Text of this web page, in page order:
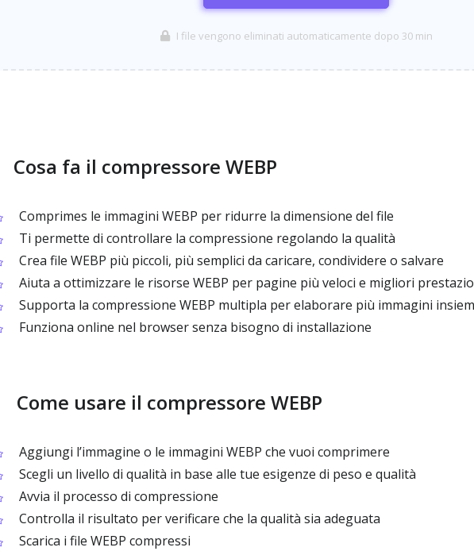
I file vengono eliminati automaticamente dopo 30 min
Cosa fa il compressore WEBP
Comprimes le immagini WEBP per ridurre la dimensione del file
Ti permette di controllare la compressione regolando la qualità
Crea file WEBP più piccoli, più semplici da caricare, condividere o salvare
Aiuta a ottimizzare le risorse WEBP per pagine più veloci e migliori
Supporta la compressione WEBP multipla per elaborare più immagini
Funziona online nel browser senza bisogno di installazione
Come usare il compressore WEBP
Aggiungi l’immagine o le immagini WEBP che vuoi comprimere
Scegli un livello di qualità in base alle tue esigenze di peso e qualità
Avvia il processo di compressione
Controlla il risultato per verificare che la qualità sia adeguata
Scarica i file WEBP compressi